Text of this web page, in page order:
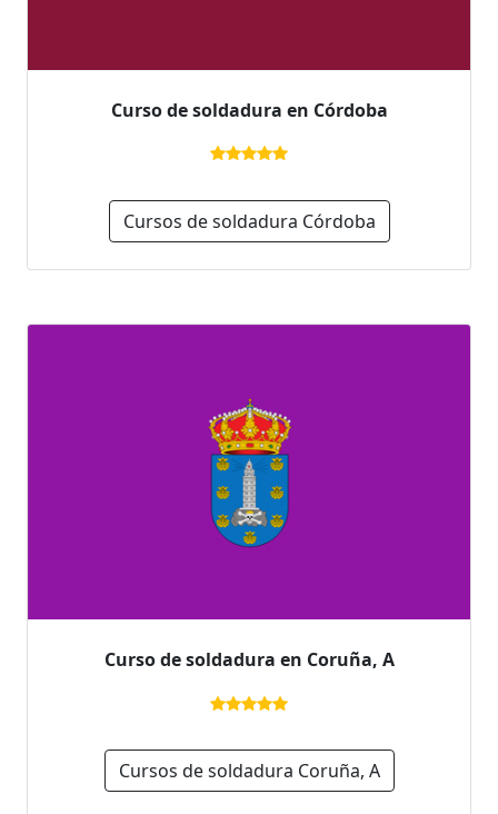
Curso de soldadura en Córdoba
Cursos de soldadura Córdoba
Curso de soldadura en Coruña, A
Cursos de soldadura Coruña, A